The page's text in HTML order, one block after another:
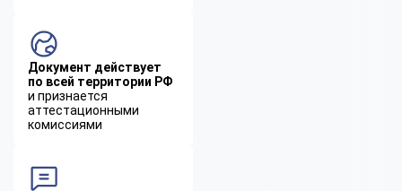
Документ действует
по всей территории РФ
и признается
аттестационными
комиссиями